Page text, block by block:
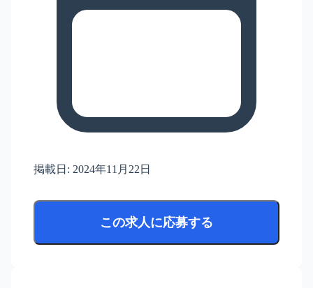
掲載日: 2024年11月22日
この求人に応募する